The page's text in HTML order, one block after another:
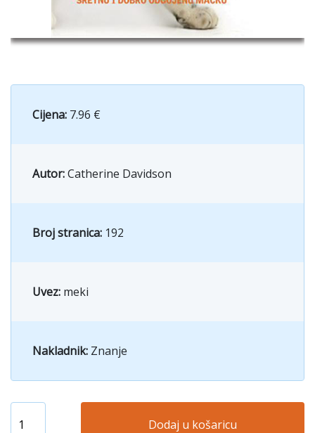
Cijena: 7.96 €
Autor:Catherine Davidson
Broj stranica: 192
Uvez: meki
Nakladnik: Znanje
Dodaj u košaricu